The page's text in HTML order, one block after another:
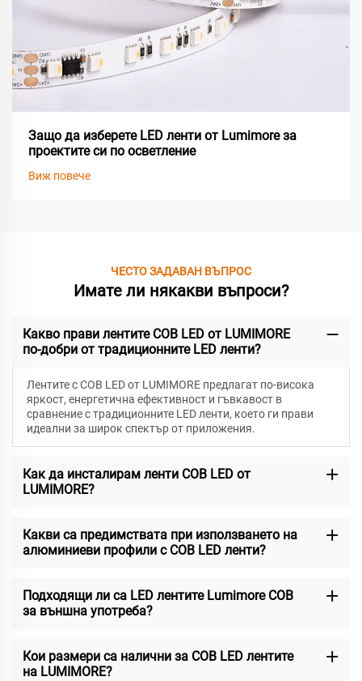
Защо да изберете LED ленти от Lumimore за
проектите си по осветление
Виж повече
ЧЕСТО ЗАДАВАН ВЪПРОС
Имате ли някакви въпроси?
Какво прави лентите COB LED от LUMIMORE
по-добри от традиционните LED ленти?
Лентите с COB LED от LUMIMORE предлагат по-висока
яркост, енергетична ефективност и гъвкавост в
сравнение с традиционните LED ленти, което ги прави
идеални за широк спектър от приложения.
Как да инсталирам ленти COB LED от
LUMIMORE?
Какви са предимствата при използването на
алюминиеви профили с COB LED ленти?
Подходящи ли са LED лентите Lumimore COB
за външна употреба?
Кои размери са налични за COB LED лентите
на LUMIMORE?